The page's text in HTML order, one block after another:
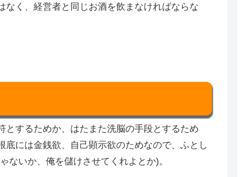
く、経営者と同じお酒を飲まなければならな
するためか、はたまた洗脳の手段とするため
には金銭欲、自己顕示欲のためなので、ふとし
ないか、俺を儲けさせてくれよとか)。